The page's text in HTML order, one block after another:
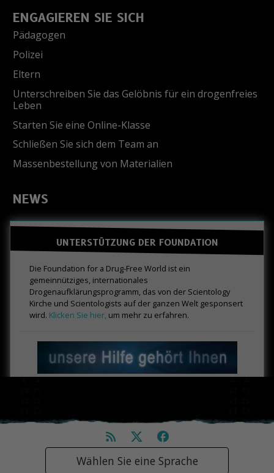
ENGAGIEREN SIE SICH
Pädagogen
Polizei
Eltern
Unterschreiben Sie das Gelöbnis für ein drogenfreies
Leben
Starten Sie eine Online-Klasse
Schließen Sie sich dem Team an
Massenbestellung von Materialien
NEWS
UNTERSTÜTZUNG DER FOUNDATION
Die Foundation for a Drug-Free World ist ein
gemeinnütziges, internationales
Drogenaufklärungsprogramm, das von der Scientology
Kirche und Scientologists auf der ganzen Welt gesponsert
wird. Klicken Sie hier, um mehr zu erfahren.
Wählen Sie eine Sprache